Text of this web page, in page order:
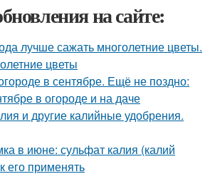
на сайте:
лучше сажать многолетние цветы.
цветы
в сентябре. Ещё не поздно:
в огороде и на даче
и другие калийные удобрения.
в июне: сульфат калия (калий
его применять